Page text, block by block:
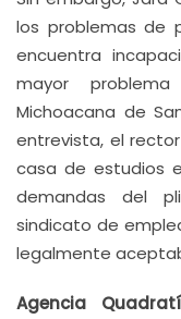
los problemas de
encuentra
mayor
Michoacana de
entrevista, el
casa de estudios
demandas del
sindicato de
legalmente
Agencia